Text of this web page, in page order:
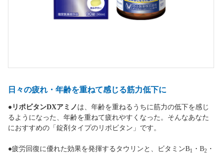
日々の疲れ・年齢を重ねて感じる筋力低下に
● リポビタンDXアミノ は、年齢を重ねるうちに筋力の低下を感じ
るようになった、年齢を重ねて疲れやすくなった。そんなあなた
におすすめの「錠剤タイプのリポビタン」です。
●疲労回復に優れた効果を発揮するタウリンと、ビタミンB1 ・B2
・